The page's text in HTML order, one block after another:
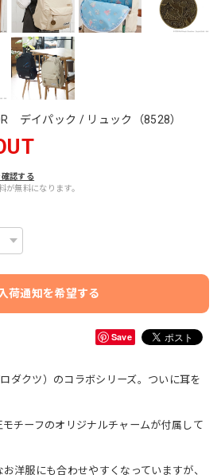
デイパック / リュック（8528）
認する
無料になります。
荷通知を希望する
Save
ダクツ）のコラボシリーズ。ついに耳を
モチーフのオリジナルチャームが付属して
洋服にも合わせやすくなっていますが、